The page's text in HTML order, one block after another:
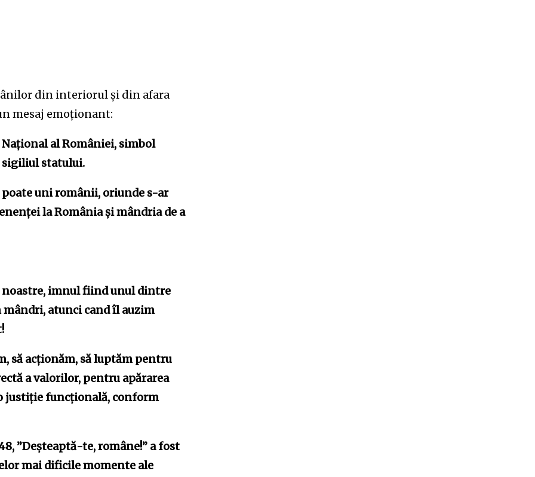
din interiorul și din afara
mesaj emoționant:
al României, simbol
sigiliul statului.
uni românii, oriunde s-ar
la România și mândria de a
noastre, imnul fiind unul dintre
mândri, atunci cand îl auzim
să acționăm, să luptăm pentru
a valorilor, pentru apărarea
justiție funcțională, conform
”Deşteaptă-te, române!” a fost
mai dificile momente ale